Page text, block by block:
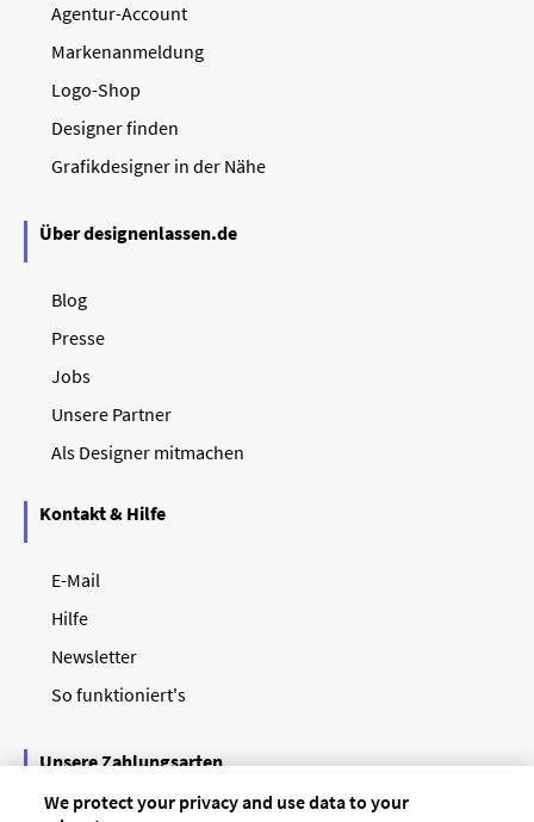
Agentur-Account
Markenanmeldung
Logo-Shop
Designer finden
Grafikdesigner in der Nähe
Über designenlassen.de
Blog
Presse
Jobs
Unsere Partner
Als Designer mitmachen
Kontakt & Hilfe
E-Mail
Hilfe
Newsletter
So funktioniert's
Unsere Zahlungsarten
We protect your privacy and use data to your